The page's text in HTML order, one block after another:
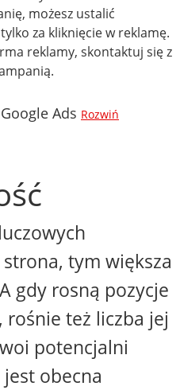
możesz ustalić
za kliknięcie w reklamę.
reklamy, skontaktuj się z
Ads Rozwiń
tym większa
gdy rosną pozycje
też liczba jej
potencjalni
obecna